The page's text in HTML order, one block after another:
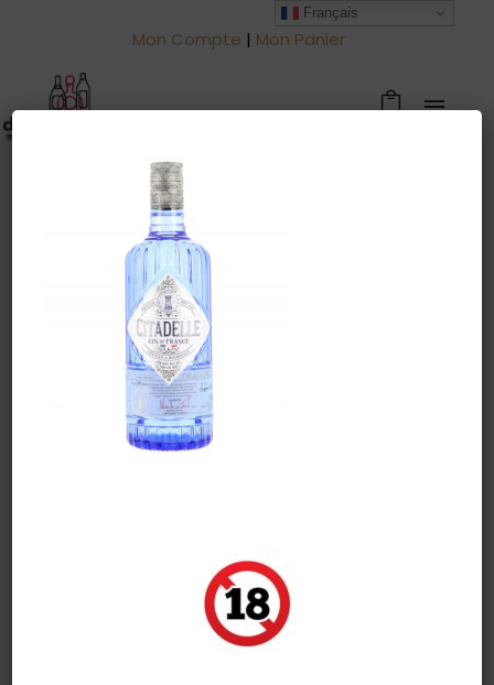
Mon Compte | Mon Panier
Warning : Trying to access array offset
on value of type null in
/htdocs/drinkjullien.be/wp-
content/themes/oshin/content.php
28
1 avril 2022
Français